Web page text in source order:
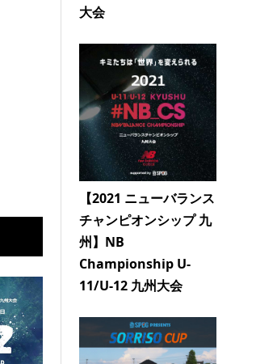
大会
【2021 ニューバランス
チャンピオンシップ 九
州】NB
Championship U-
11/U-12 九州大会